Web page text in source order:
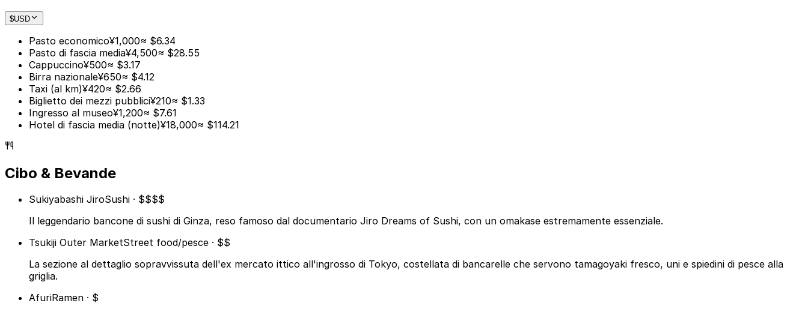
$USD
Pasto economico¥1,000≈ $6.34
Pasto di fascia media¥4,500≈ $28.55
Cappuccino¥500≈ $3.17
Birra nazionale¥650≈ $4.12
Taxi (al km)¥420≈ $2.66
Biglietto dei mezzi pubblici¥210≈ $1.33
Ingresso al museo¥1,200≈ $7.61
Hotel di fascia media (notte)¥18,000≈ $114.21
Cibo & Bevande
Sukiyabashi JiroSushi · $$$$
Il leggendario bancone di sushi di Ginza, reso famoso dal documentario Jiro Dreams of Sushi, con un omakase estremamente essenziale.
Tsukiji Outer MarketStreet food/pesce · $$
La sezione al dettaglio sopravvissuta dell'ex mercato ittico all'ingrosso di Tokyo, costellata di bancarelle che servono tamagoyaki fresco, uni e spiedini di pesce alla
griglia.
AfuriRamen · $